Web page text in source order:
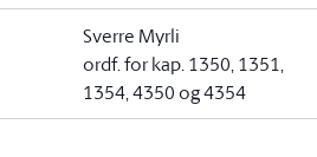
Sverre Myrli
ordf. for kap. 1350, 1351,
1354, 4350 og 4354